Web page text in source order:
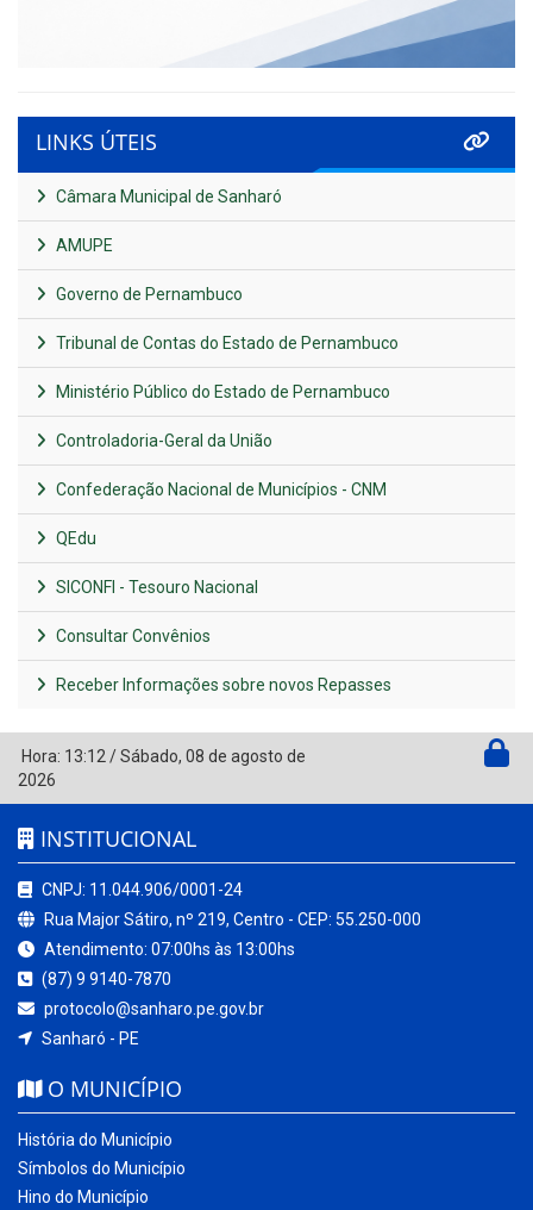
LINKS ÚTEIS
Câmara Municipal de Sanharó
AMUPE
Governo de Pernambuco
Tribunal de Contas do Estado de Pernambuco
Ministério Público do Estado de Pernambuco
Controladoria-Geral da União
Confederação Nacional de Municípios - CNM
QEdu
SICONFI - Tesouro Nacional
Consultar Convênios
Receber Informações sobre novos Repasses
Hora: 13:12/Sábado, 08 de agosto de
2026
INSTITUCIONAL
CNPJ: 11.044.906/0001-24
Rua Major Sátiro, nº 219, Centro - CEP: 55.250-000
Atendimento: 07:00hs às 13:00hs
(87) 9 9140-7870
protocolo@sanharo.pe.gov.br
Sanharó - PE
O MUNICÍPIO
História do Município
Símbolos do Município
Hino do Município